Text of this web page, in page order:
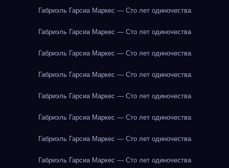
Габриэль Гарсиа Маркес — Сто лет одиночества
Габриэль Гарсиа Маркес — Сто лет одиночества
Габриэль Гарсиа Маркес — Сто лет одиночества
Габриэль Гарсиа Маркес — Сто лет одиночества
Габриэль Гарсиа Маркес — Сто лет одиночества
Габриэль Гарсиа Маркес — Сто лет одиночества
Габриэль Гарсиа Маркес — Сто лет одиночества
Габриэль Гарсиа Маркес — Сто лет одиночества